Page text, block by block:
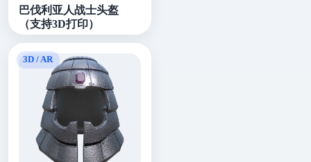
巴伐利亚人战士头盔
（支持3D打印）